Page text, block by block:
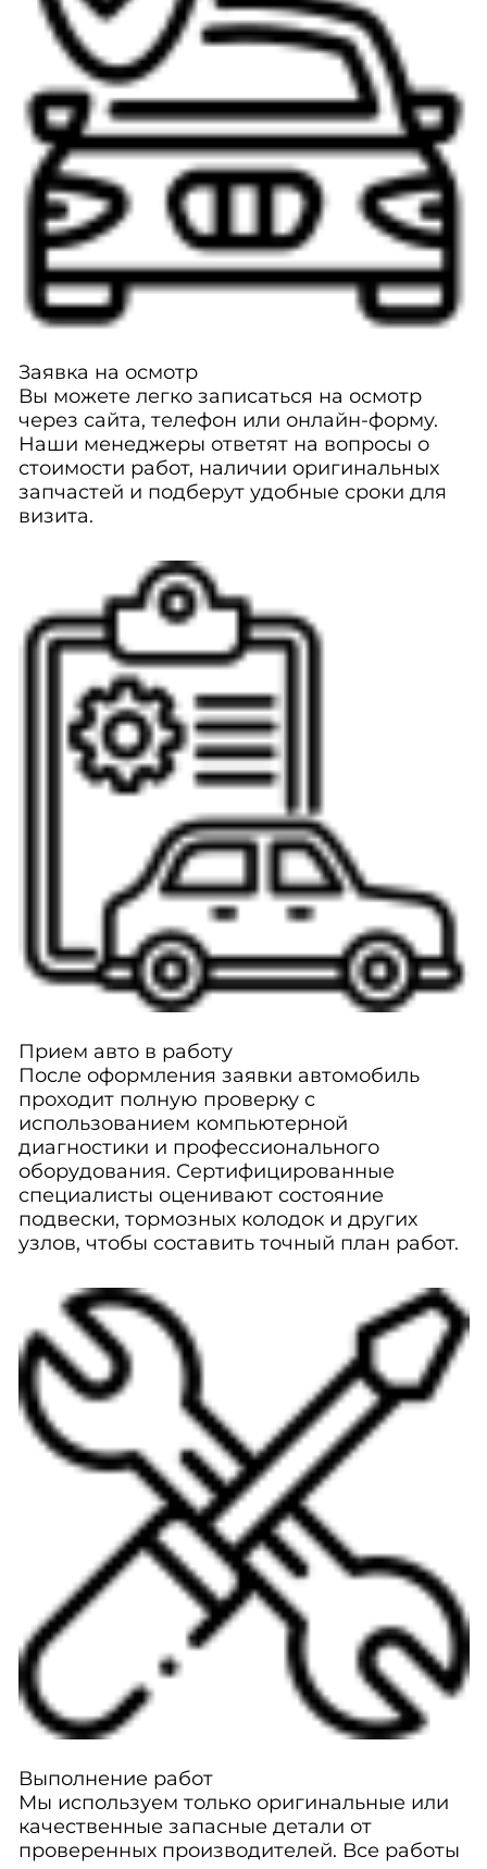
Заявка на осмотр
Вы можете легко записаться на осмотр
через сайта, телефон или онлайн-форму.
Наши менеджеры ответят на вопросы о
стоимости работ, наличии оригинальных
запчастей и подберут удобные сроки для
визита.
Прием авто в работу
После оформления заявки автомобиль
проходит полную проверку с
использованием компьютерной
диагностики и профессионального
оборудования. Сертифицированные
специалисты оценивают состояние
подвески, тормозных колодок и других
узлов, чтобы составить точный план работ.
Выполнение работ
Мы используем только оригинальные или
качественные запасные детали от
проверенных производителей. Все работы